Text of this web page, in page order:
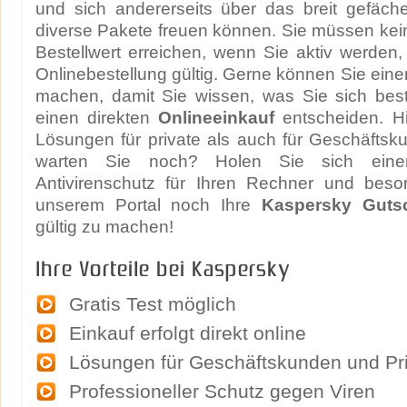
und sich andererseits über das breit
diverse Pakete freuen können. Sie müssen
Bestellwert erreichen, wenn Sie aktiv
Onlinebestellung gültig. Gerne können Sie
machen, damit Sie wissen, was Sie sich
einen direktenOnlineeinkaufentscheiden.
Lösungen für private als auch für
warten Sie noch? Holen Sie sich
Antivirenschutz für Ihren Rechner und
unserem Portal noch Ihre Kaspersky
gültig zu machen!
Ihre Vorteile bei Kaspersky
Gratis Test möglich
Einkauf erfolgt direkt online
Lösungen für Geschäftskunden und
Professioneller Schutz gegen Viren